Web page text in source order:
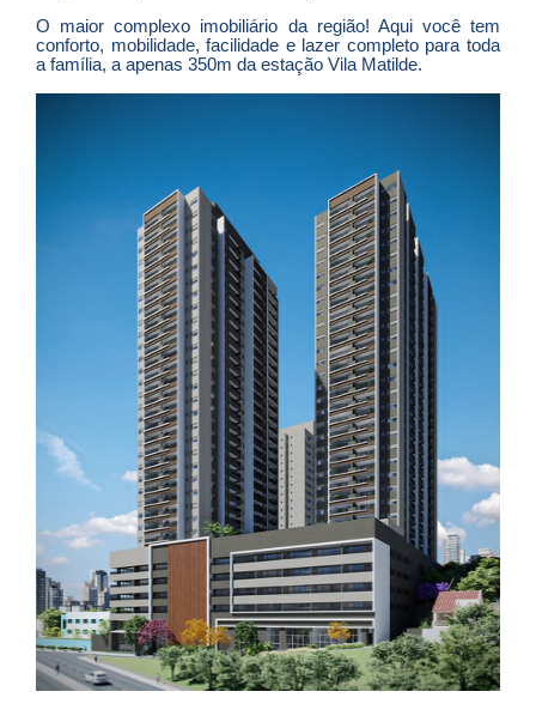
O maior complexo imobiliário da região! Aqui você tem
conforto, mobilidade, facilidade e lazer completo para toda
a família, a apenas 350m da estação Vila Matilde.